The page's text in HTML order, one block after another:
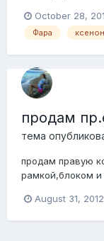
нибудь
фарах. Уже и
October 28,
Фара ксенон
продам
тема
продам правую
рамкой,блоком и
August 31, 2012